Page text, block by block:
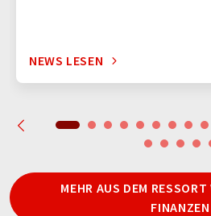
NEWS LESEN
MEHR AUS DEM
FINANZEN